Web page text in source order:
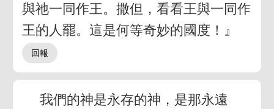
與祂一同作王。撒但，看看王與一同作
王的人罷。這是何等奇妙的國度！』
我們的神是永存的神，是那永遠